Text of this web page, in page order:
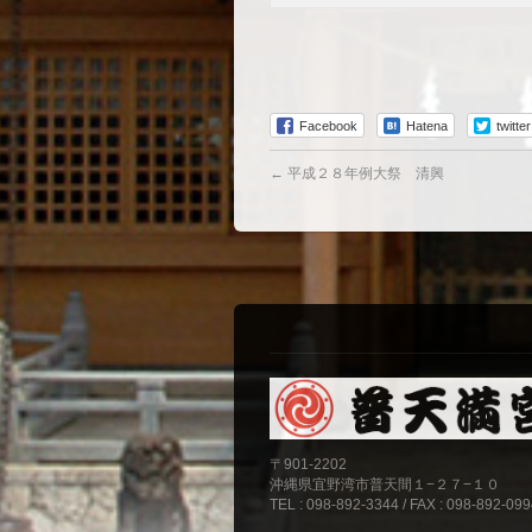
Facebook Hatena twitter
← 平成２８年例大祭 清興
〒901-2202
沖縄県宜野湾市普天間１−２７−１０
TEL : 098-892-3344 / FAX : 098-892-